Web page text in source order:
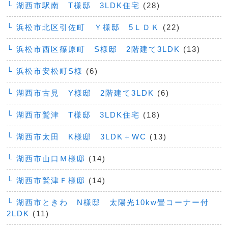
└ 湖西市駅南 T様邸 3LDK住宅 (28)
└ 浜松市北区引佐町 Ｙ様邸 5ＬＤＫ (22)
└ 浜松市西区篠原町 S様邸 2階建て3LDK (13)
└ 浜松市安松町S様 (6)
└ 湖西市古見 Y様邸 2階建て3LDK (6)
└ 湖西市鷲津 T様邸 3LDK住宅 (18)
└ 湖西市太田 K様邸 3LDK＋WC (13)
└ 湖西市山口Ｍ様邸 (14)
└ 湖西市鷲津Ｆ様邸 (14)
└ 湖西市ときわ N様邸 太陽光10kw畳コーナー付
2LDK (11)